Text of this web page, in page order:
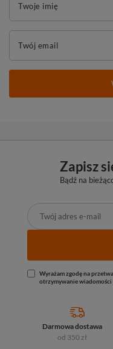
Twoje imię
Twój email
Zapisz
Bądź na
Wyrażam zgodę na
otrzymywanie
Darmowa dostawa
od 350 zł